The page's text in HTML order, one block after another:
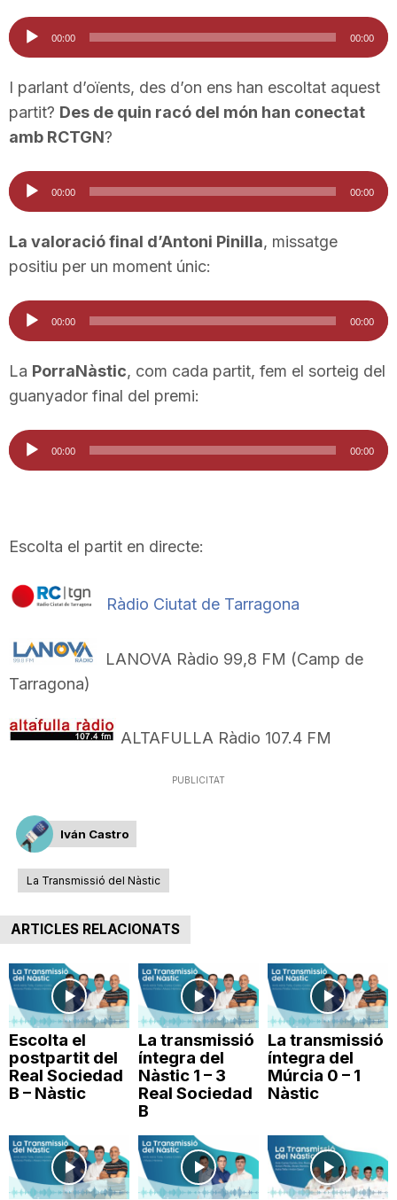
Reproductor
d'àudio
00:00 00:00
I parlant d’oïents, des d’on ens han escoltat aquest
partit? Des de quin racó del món han conectat
amb RCTGN?
Reproductor
d'àudio
00:00 00:00
La valoració final d’Antoni Pinilla, missatge
positiu per un moment únic:
Reproductor
d'àudio
00:00 00:00
La PorraNàstic, com cada partit, fem el sorteig del
guanyador final del premi:
Reproductor
d'àudio
00:00 00:00
Escolta el partit en directe:
Ràdio Ciutat de Tarragona
LANOVA Ràdio 99,8 FM (Camp de
Tarragona)
ALTAFULLA Ràdio 107.4 FM
PUBLICITAT
Iván Castro
La Transmissió del Nàstic
ARTICLES RELACIONATS
Escolta el
postpartit del
Real Sociedad
B – Nàstic
La transmissió
íntegra del
Nàstic 1 – 3
Real Sociedad
B
La transmissió
íntegra del
Múrcia 0 – 1
Nàstic